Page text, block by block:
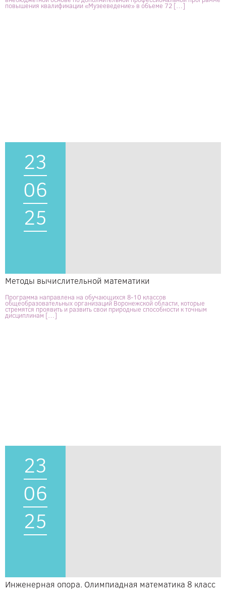
повышения квалификации «Музееведение» в объеме 72 […]
23
06
25
Методы вычислительной математики
Программа направлена на обучающихся 8-10 классов
общеобразовательных организаций Воронежской области, которые
стремятся проявить и развить свои природные способности к точным
дисциплинам […]
23
06
25
Инженерная опора. Олимпиадная математика 8 класс